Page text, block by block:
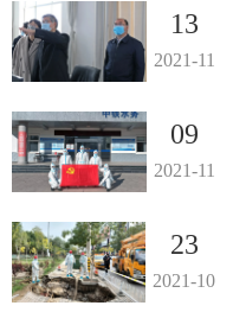
13
2021-11
09
2021-11
23
2021-10